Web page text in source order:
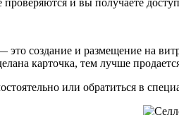
и вы получаете
это создание и размещение на
карточка, тем лучше
или обратиться в